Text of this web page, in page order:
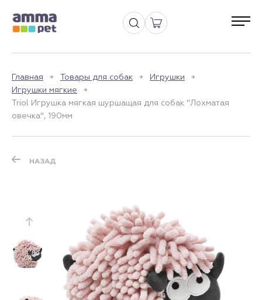
Главная Товары для собак
Игрушки
Игрушки мягкие
Triol Игрушка мягкая шуршащая для собак "Лохматая
овечка", 190мм
НАЗАД